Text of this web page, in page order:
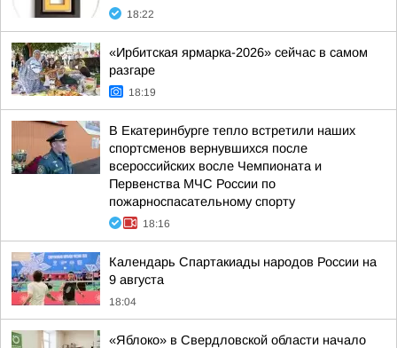
18:22
«Ирбитская ярмарка-2026» сейчас в самом
разгаре
18:19
В Екатеринбурге тепло встретили наших
спортсменов вернувшихся после
всероссийских восле Чемпионата и
Первенства МЧС России по
пожарноспасательному спорту
18:16
Календарь Спартакиады народов России на
9 августа
18:04
«Яблоко» в Свердловской области начало